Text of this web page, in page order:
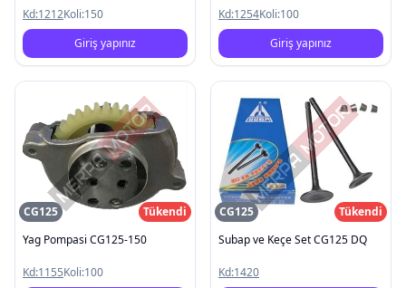
Kd:1212Koli:150
Giriş yapınız
Kd:1254Koli:100
Giriş yapınız
CG125
Tükendi
Yag Pompasi CG125-150
Kd:1155Koli:100
CG125
Tükendi
Subap ve Keçe Set CG125 DQ
Kd:1420